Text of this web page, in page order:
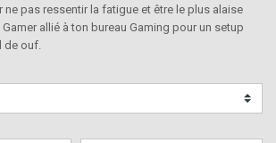
pas ressentir la fatigue et être le plus alaise
allié à ton bureau Gaming pour un setup
de ouf.